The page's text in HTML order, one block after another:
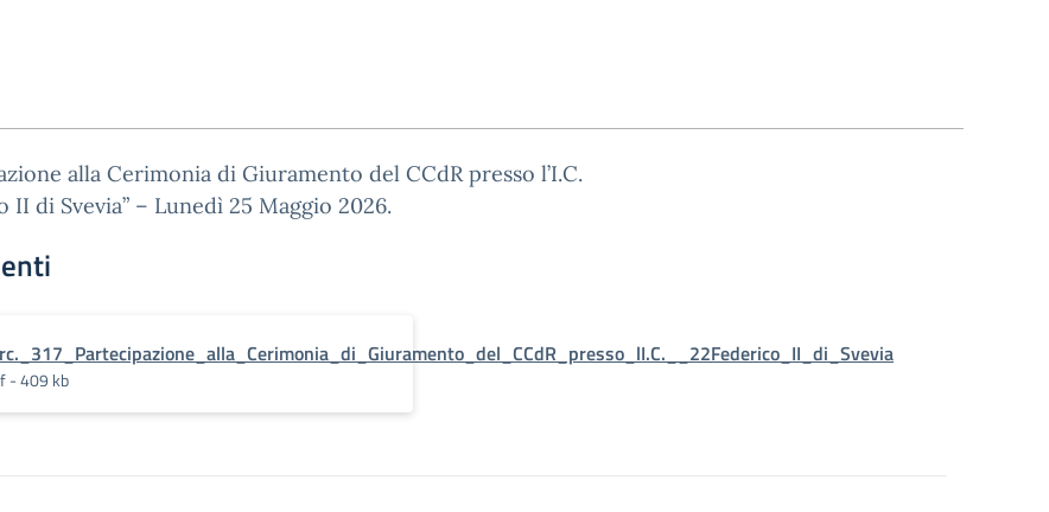
alla Cerimonia di Giuramento del CCdR presso l’I.C.
II di Svevia” – Lunedì 25 Maggio 2026.
- 409 kb